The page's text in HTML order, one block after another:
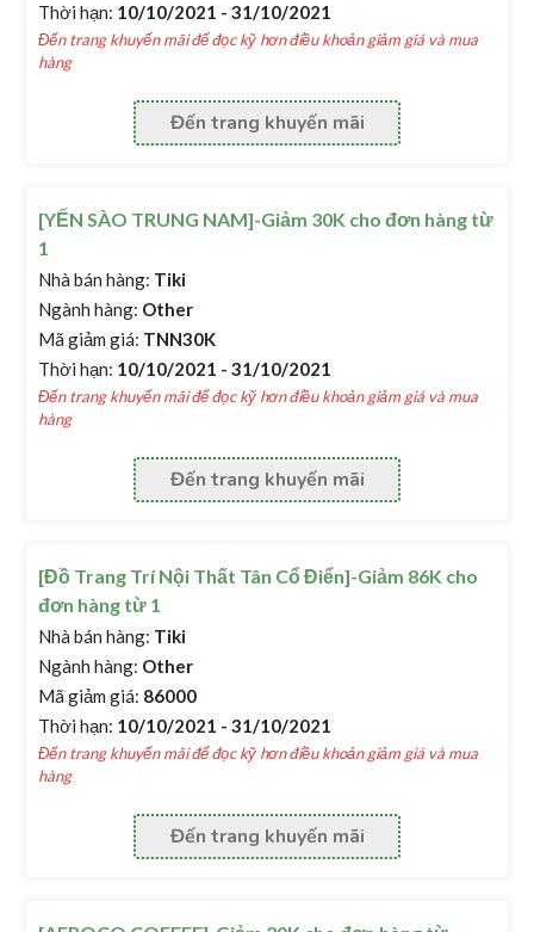
Thời hạn: 10/10/2021 - 31/10/2021
Đến trang khuyến mãi để đọc kỹ hơn điều khoản giảm giá và mua
hàng
Đến trang khuyến mãi
[YẾN SÀO TRUNG NAM]-Giảm 30K cho đơn hàng từ
1
Nhà bán hàng: Tiki
Ngành hàng: Other
Mã giảm giá: TNN30K
Thời hạn: 10/10/2021 - 31/10/2021
Đến trang khuyến mãi để đọc kỹ hơn điều khoản giảm giá và mua
hàng
Đến trang khuyến mãi
[Đồ Trang Trí Nội Thất Tân Cổ Điển]-Giảm 86K cho
đơn hàng từ 1
Nhà bán hàng: Tiki
Ngành hàng: Other
Mã giảm giá: 86000
Thời hạn: 10/10/2021 - 31/10/2021
Đến trang khuyến mãi để đọc kỹ hơn điều khoản giảm giá và mua
hàng
Đến trang khuyến mãi